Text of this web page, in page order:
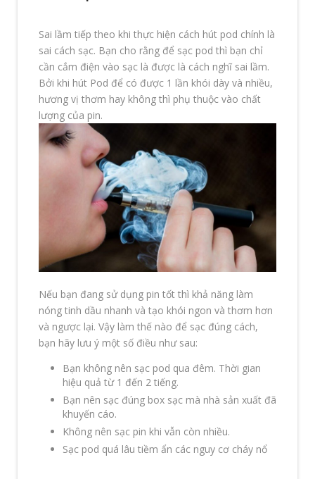
Sai lầm tiếp theo khi thực hiện cách hút pod chính là
sai cách sạc. Bạn cho rằng để sạc pod thì bạn chỉ
cần cắm điện vào sạc là được là cách nghĩ sai lầm.
Bởi khi hút Pod để có được 1 lần khói dày và nhiều,
hương vị thơm hay không thì phụ thuộc vào chất
lượng của pin.
Nếu bạn đang sử dụng pin tốt thì khả năng làm
nóng tinh dầu nhanh và tạo khói ngon và thơm hơn
và ngược lại. Vậy làm thế nào để sạc đúng cách,
bạn hãy lưu ý một số điều như sau:
Bạn không nên sạc pod qua đêm. Thời gian
hiệu quả từ 1 đến 2 tiếng.
Bạn nên sạc đúng box sạc mà nhà sản xuất đã
khuyến cáo.
Không nên sạc pin khi vẫn còn nhiều.
Sạc pod quá lâu tiềm ẩn các nguy cơ cháy nổ